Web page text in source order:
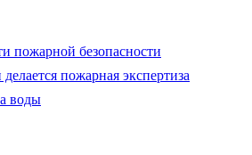
пожарной безопасности
пожарная экспертиза
воды